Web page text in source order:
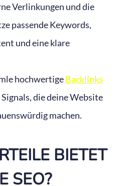
Verlinkungen und die
passende Keywords,
und eine klare
hochwertigeBacklinks
die deine Website
machen.
BIETET
SEO?